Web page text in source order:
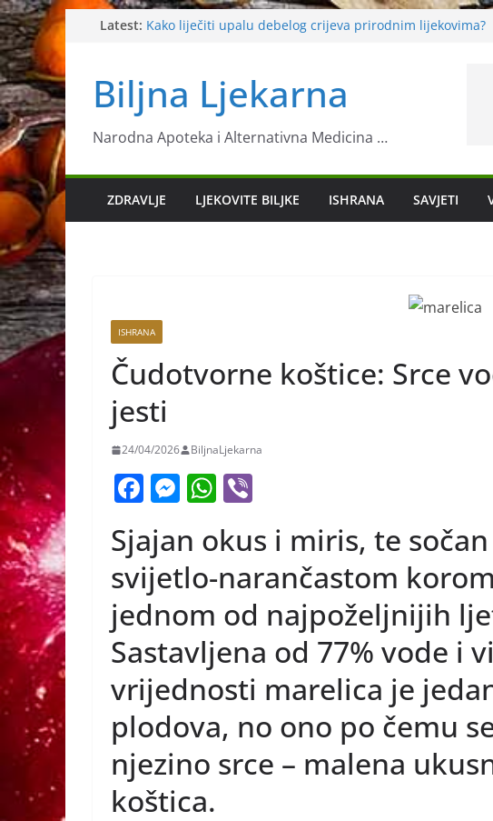
Skip
content
Latest: Kako liječiti upalu debelog crijeva prirodnim lijekovima?
Napravite sebi čaj od koprive koji će vam pomoći protiv
malaksalosti
Špinat je hrana koja nam daje snagu
Biljna Ljekarna
Narodna Apoteka i Alternativna Medicina …
ZDRAVLJE LJEKOVITE BILJKE ISHRANA SAVJETI
ISHRANA
Čudotvorne koštice: Srce
jesti
24/04/2026 BiljnaLjekarna
F
c
e
b
o
o
k
M
ss
e
n
g
er
W
at
s
A
p
p
er
Sjajan okus i miris, te
svijetlo-narančastom
jednom od najpoželjnijih
Sastavljena od 77% vode i
vrijednosti marelica je
plodova, no ono po čemu
njezino srce – malena
koštica.